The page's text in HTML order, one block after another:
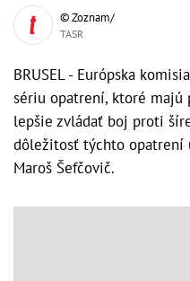
© Zoznam/
TASR
BRUSEL - Európska
sériu opatrení, ktoré majú
lepšie zvládať boj proti
dôležitosť týchto opatrení
Maroš Šefčovič.